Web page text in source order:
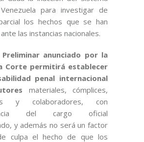
para investigar de
los hechos que se han
las instancias nacionales.
Preliminar anunciado por la
Corte permitirá establecer
penal internacional
materiales, cómplices,
y colaboradores, con
del cargo oficial
y además no será un factor
culpa el hecho de que los